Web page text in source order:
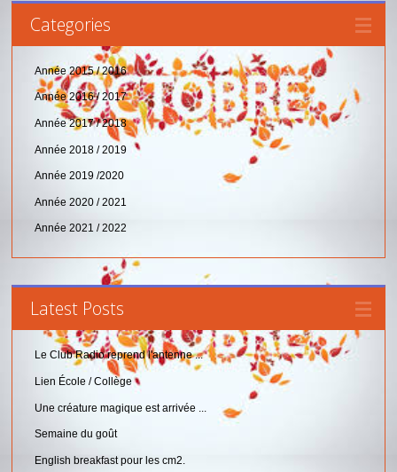
Categories
Année 2015 / 2016
Année 2016 / 2017
Année 2017 / 2018
Année 2018 / 2019
Année 2019 /2020
Année 2020 / 2021
Année 2021 / 2022
Latest Posts
Le Club Radio reprend l'antenne ...
Lien École / Collège
Une créature magique est arrivée ...
Semaine du goût
English breakfast pour les cm2.